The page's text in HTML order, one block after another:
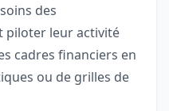
des
piloter leur activité
cadres financiers en
ou de grilles de